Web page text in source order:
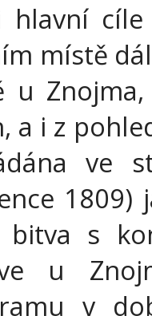
hlavní
místě
u
a i z
ve
1809)
s
u
v